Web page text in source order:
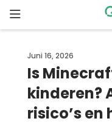
to
content
Waarom
Qustodio
Juni 16, 2026
Is
kinderen?
risico’s